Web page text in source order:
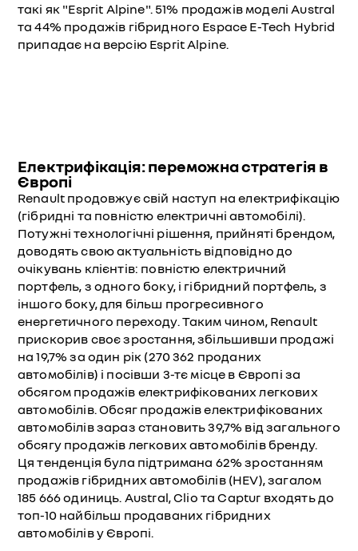
такі як "Esprit Alpine". 51% продажів моделі Austral
та 44% продажів гібридного Espace E-Tech Hybrid
припадає на версію Esprit Alpine.
Електрифікація: переможна стратегія в
Європі
Renault продовжує свій наступ на електрифікацію
(гібридні та повністю електричні автомобілі).
Потужні технологічні рішення, прийняті брендом,
доводять свою актуальність відповідно до
очікувань клієнтів: повністю електричний
портфель, з одного боку, і гібридний портфель, з
іншого боку, для більш прогресивного
енергетичного переходу. Таким чином, Renault
прискорив своє зростання, збільшивши продажі
на 19,7% за один рік (270 362 проданих
автомобілів) і посівши 3-тє місце в Європі за
обсягом продажів електрифікованих легкових
автомобілів. Обсяг продажів електрифікованих
автомобілів зараз становить 39,7% від загального
обсягу продажів легкових автомобілів бренду.
Ця тенденція була підтримана 62% зростанням
продажів гібридних автомобілів (HEV), загалом
185 666 одиниць. Austral, Clio та Captur входять до
топ-10 найбільш продаваних гібридних
автомобілів у Європі.